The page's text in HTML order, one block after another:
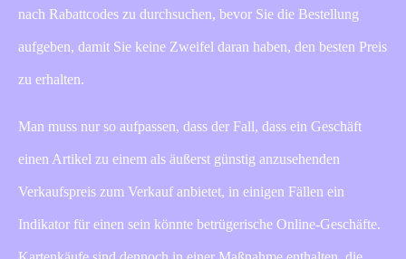
nach Rabattcodes zu durchsuchen, bevor Sie die Bestellung
aufgeben, damit Sie keine Zweifel daran haben, den besten Preis
zu erhalten.
Man muss nur so aufpassen, dass der Fall, dass ein Geschäft
einen Artikel zu einem als äußerst günstig anzusehenden
Verkaufspreis zum Verkauf anbietet, in einigen Fällen ein
Indikator für einen sein könnte betrügerische Online-Geschäfte.